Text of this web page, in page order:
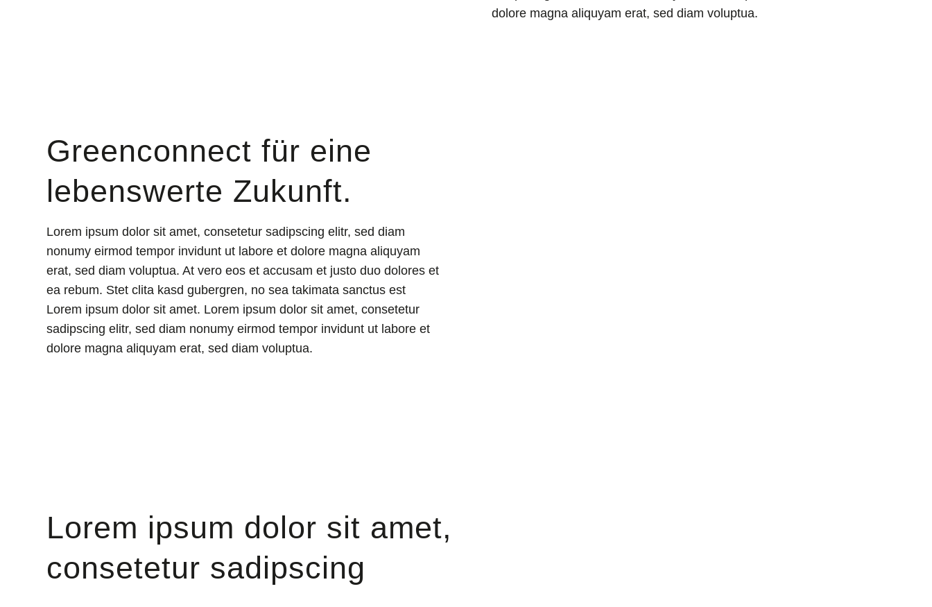
dolore magna aliquyam erat, sed diam voluptua.
Greenconnect für eine
lebenswerte Zukunft.
Lorem ipsum dolor sit amet, consetetur sadipscing elitr, sed diam
nonumy eirmod tempor invidunt ut labore et dolore magna aliquyam
erat, sed diam voluptua. At vero eos et accusam et justo duo dolores et
ea rebum. Stet clita kasd gubergren, no sea takimata sanctus est
Lorem ipsum dolor sit amet. Lorem ipsum dolor sit amet, consetetur
sadipscing elitr, sed diam nonumy eirmod tempor invidunt ut labore et
dolore magna aliquyam erat, sed diam voluptua.
Lorem ipsum dolor sit amet,
consetetur sadipscing